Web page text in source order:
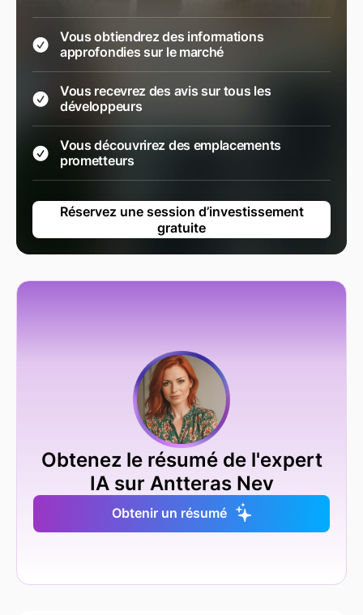
Vous obtiendrez des informations
approfondies sur le marché
Vous recevrez des avis sur tous les
développeurs
Vous découvrirez des emplacements
prometteurs
Réservez une session d’investissement
gratuite
Obtenez le résumé de l'expert
IA sur Antteras Nev
Obtenir un résumé